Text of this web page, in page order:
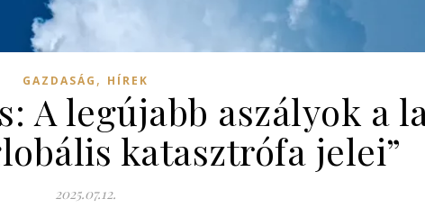
GAZDASÁG , HÍREK
A legújabb aszályok a
katasztrófa jelei”
2025.07.12.